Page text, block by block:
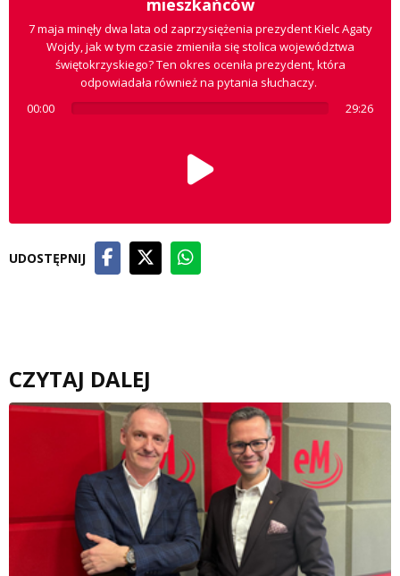
7 maja minęły dwa lata od zaprzysiężenia prezydent Kielc Agaty
Wojdy, jak w tym czasie zmieniła się stolica województwa
świętokrzyskiego? Ten okres oceniła prezydent, która
odpowiadała również na pytania słuchaczy.
00:00
29:26
UDOSTĘPNIJ
CZYTAJ DALEJ